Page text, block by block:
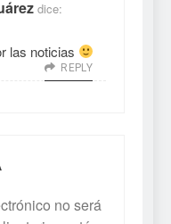
dice:
las noticias
REPLY
no será